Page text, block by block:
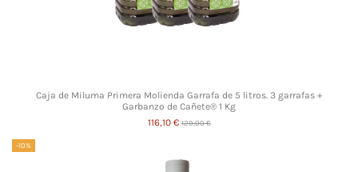
Caja de Miluma Primera Molienda Garrafa de 5 litros. 3 garrafas +
Garbanzo de Cañete® 1 Kg
116,10 €129,00 €
-10%